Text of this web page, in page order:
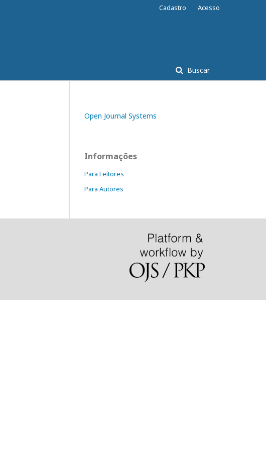
Buscar
Cadastro Acesso
Open Journal Systems
Informações
Para Leitores
Para Autores